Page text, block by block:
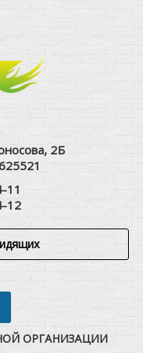
2Б
11
12
ОРГАНИЗАЦИИ